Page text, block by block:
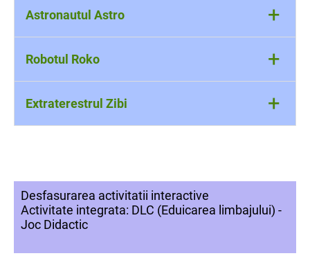
Astronautul Astro +
Robotul Roko +
Extraterestrul Zibi +
Desfasurarea activitatii interactive
Activitate integrata: DLC (Eduicarea limbajului) -
Joc Didactic